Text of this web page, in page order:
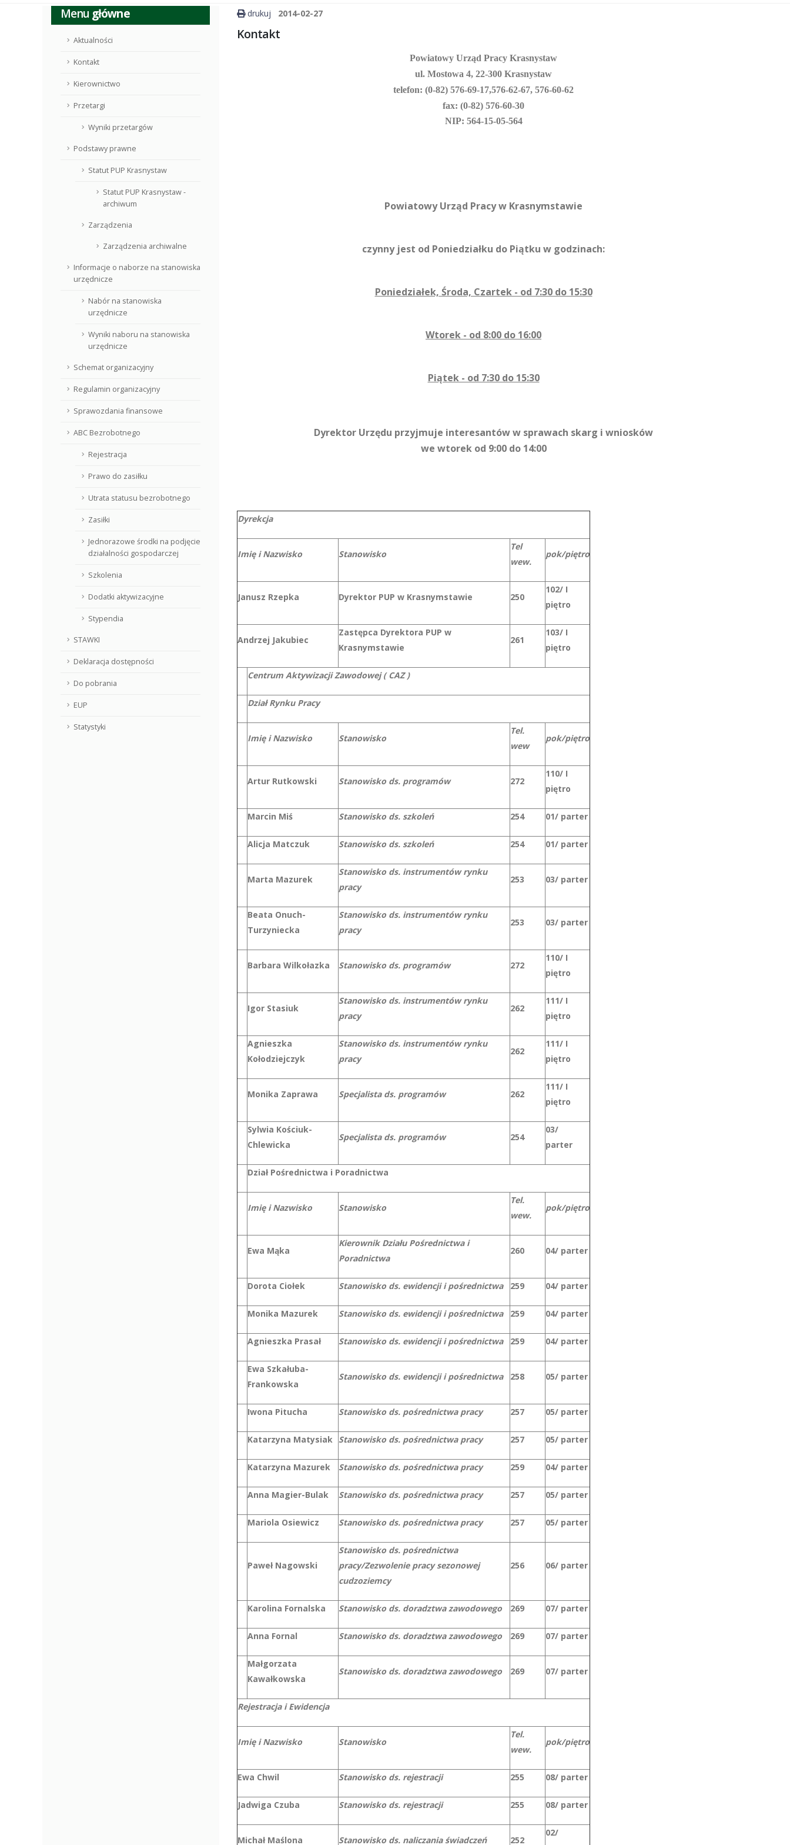
Menu główne
Aktualności
Kontakt
Kierownictwo
Przetargi
Wyniki przetargów
Podstawy prawne
Statut PUP Krasnystaw
Statut PUP Krasnystaw -
archiwum
Zarządzenia
Zarządzenia archiwalne
Informacje o naborze na stanowiska
urzędnicze
Nabór na stanowiska
urzędnicze
Wyniki naboru na stanowiska
urzędnicze
Schemat organizacyjny
Regulamin organizacyjny
Sprawozdania finansowe
ABC Bezrobotnego
Rejestracja
Prawo do zasiłku
Utrata statusu bezrobotnego
Zasiłki
Jednorazowe środki na podjęcie
działalności gospodarczej
Szkolenia
Dodatki aktywizacyjne
Stypendia
STAWKI
Deklaracja dostępności
Do pobrania
EUP
Statystyki
drukuj 2014-02-27
Kontakt
Powiatowy Urząd Pracy Krasnystaw
ul. Mostowa 4, 22-300 Krasnystaw
telefon: (0-82) 576-69-17,576-62-67, 576-60-62
fax: (0-82) 576-60-30
NIP: 564-15-05-564
Powiatowy Urząd Pracy w Krasnymstawie
czynny jest od Poniedziałku do Piątku w godzinach:
Poniedziałek, Środa, Czartek - od 7:30 do 15:30
Wtorek - od 8:00 do 16:00
Piątek - od 7:30 do 15:30
Dyrektor Urzędu przyjmuje interesantów w sprawach skarg i wniosków
we wtorek od 9:00 do 14:00
Dyrekcja
Imię i Nazwisko Stanowisko
Tel
wew.
pok/piętro
Janusz Rzepka Dyrektor PUP w Krasnymstawie 250
102/ I
piętro
Andrzej Jakubiec
Zastępca Dyrektora PUP w
Krasnymstawie
261
103/ I
piętro
Centrum Aktywizacji Zawodowej ( CAZ )
Dział Rynku Pracy
Imię i Nazwisko Stanowisko
Tel.
wew
pok/piętro
Artur Rutkowski Stanowisko ds. programów 272
110/ I
piętro
Marcin Miś Stanowisko ds. szkoleń 254 01/ parter
Alicja Matczuk Stanowisko ds. szkoleń 254 01/ parter
Marta Mazurek
Stanowisko ds. instrumentów rynku
pracy
253 03/ parter
Beata Onuch-
Turzyniecka
Stanowisko ds. instrumentów rynku
pracy
253 03/ parter
Barbara Wilkołazka Stanowisko ds. programów 272
110/ I
piętro
Igor Stasiuk
Stanowisko ds. instrumentów rynku
pracy
262
111/ I
piętro
Agnieszka
Kołodziejczyk
Stanowisko ds. instrumentów rynku
pracy
262
111/ I
piętro
Monika Zaprawa Specjalista ds. programów 262
111/ I
piętro
Sylwia Kościuk-
Chlewicka
Specjalista ds. programów 254
03/
parter
Dział Pośrednictwa i Poradnictwa
Imię i Nazwisko Stanowisko
Tel.
wew.
pok/piętro
Ewa Mąka
Kierownik Działu Pośrednictwa i
Poradnictwa
260 04/ parter
Dorota Ciołek Stanowisko ds. ewidencji i pośrednictwa 259 04/ parter
Monika Mazurek Stanowisko ds. ewidencji i pośrednictwa 259 04/ parter
Agnieszka Prasał Stanowisko ds. ewidencji i pośrednictwa 259 04/ parter
Ewa Szkałuba-
Frankowska
Stanowisko ds. ewidencji i pośrednictwa 258 05/ parter
Iwona Pitucha Stanowisko ds. pośrednictwa pracy 257 05/ parter
Katarzyna Matysiak Stanowisko ds. pośrednictwa pracy 257 05/ parter
Katarzyna Mazurek Stanowisko ds. pośrednictwa pracy 259 04/ parter
Anna Magier-Bulak Stanowisko ds. pośrednictwa pracy 257 05/ parter
Mariola Osiewicz Stanowisko ds. pośrednictwa pracy 257 05/ parter
Paweł Nagowski
Stanowisko ds. pośrednictwa
pracy/Zezwolenie pracy sezonowej
cudzoziemcy
256 06/ parter
Karolina Fornalska Stanowisko ds. doradztwa zawodowego 269 07/ parter
Anna Fornal Stanowisko ds. doradztwa zawodowego 269 07/ parter
Małgorzata
Kawałkowska
Stanowisko ds. doradztwa zawodowego 269 07/ parter
Rejestracja i Ewidencja
Imię i Nazwisko Stanowisko
Tel.
wew.
pok/piętro
Ewa Chwil Stanowisko ds. rejestracji 255 08/ parter
Jadwiga Czuba Stanowisko ds. rejestracji 255 08/ parter
Michał Maślona Stanowisko ds. naliczania świadczeń 252
02/